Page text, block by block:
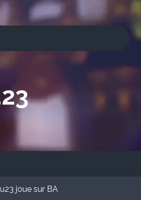
joue sur BA